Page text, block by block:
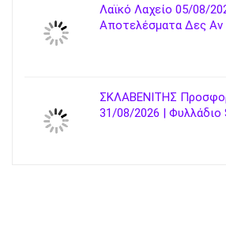
Λαϊκό Λαχείο 05/08/
Αποτελέσματα Δες Αν
ΣΚΛΑΒΕΝΙΤΗΣ
31/08/2026 | Φυλλάδιο